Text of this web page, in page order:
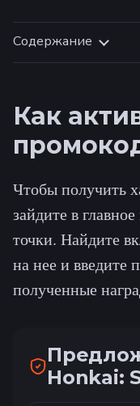
Содержание
Как
Чтобы получить
зайдите в
точки. Найдите
на нее и введите
полученные
Honkai: